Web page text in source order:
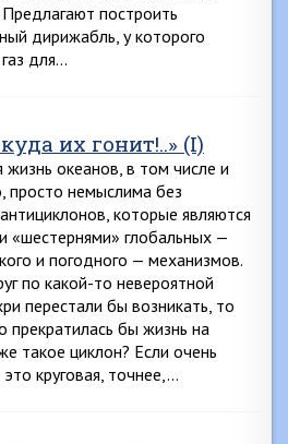
построить
дирижабль, у которого
для…
их гонит!..» (I)
жизнь океанов, в том числе и
просто немыслима без
которые являются
«шестернями» глобальных —
и погодного — механизмов.
по какой-то невероятной
перестали бы возникать, то
прекратилась бы жизнь на
такое циклон? Если очень
круговая, точнее,…